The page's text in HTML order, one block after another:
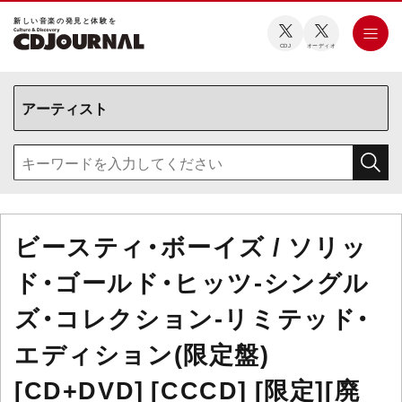
新しい⾳楽の発⾒と体験を
CDJ オーディオ
ビースティ・ボーイズ / ソリッ
ド・ゴールド・ヒッツ-シングル
ズ・コレクション-リミテッド・
エディション(限定盤)
[CD+DVD] [CCCD] [限定][廃